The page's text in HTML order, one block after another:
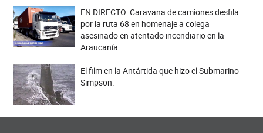
EN DIRECTO: Caravana de camiones desfila
por la ruta 68 en homenaje a colega
asesinado en atentado incendiario en la
Araucanía
El film en la Antártida que hizo el Submarino
Simpson.